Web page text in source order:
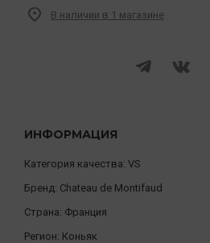
ИНФОРМАЦИЯ
Категория качества: VS
Бренд: Chateau de Montifaud
Страна: Франция
Регион: Коньяк
В наличии в 1 магазине